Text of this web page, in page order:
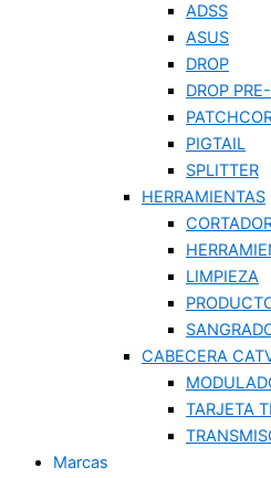
ADSS
ASUS
DROP
DROP
PIGTAIL
SPLITTER
HERRAMIENTAS
LIMPIEZA
CABECERA
TARJETA
Marcas